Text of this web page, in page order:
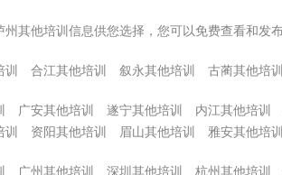
其他培训信息供您选择，您可以免费查看和发
合江其他培训 叙永其他培训 古蔺其他培训
广安其他培训 遂宁其他培训 内江其他培训
资阳其他培训 眉山其他培训 雅安其他培训
广州其他培训 深圳其他培训 杭州其他培训